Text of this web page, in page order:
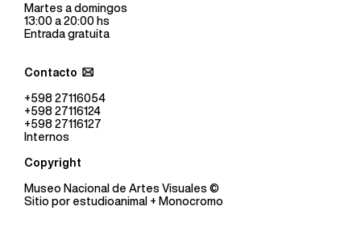
Martes a domingos
13:00 a 20:00 hs
Entrada gratuita
Contacto
+598 27116054
+598 27116124
+598 27116127
Internos
Copyright
Museo Nacional de Artes Visuales ©
Sitio por estudioanimal + Monocromo